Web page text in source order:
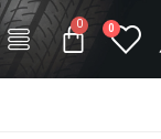
0
0